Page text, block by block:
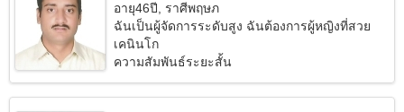
อายุ46ปี, ราศีพฤษภ
ฉันเป็นผู้จัดการระดับสูง ฉันต้องการผู้หญิงที่สวย
เคนินโก
ความสัมพันธ์ระยะสั้น